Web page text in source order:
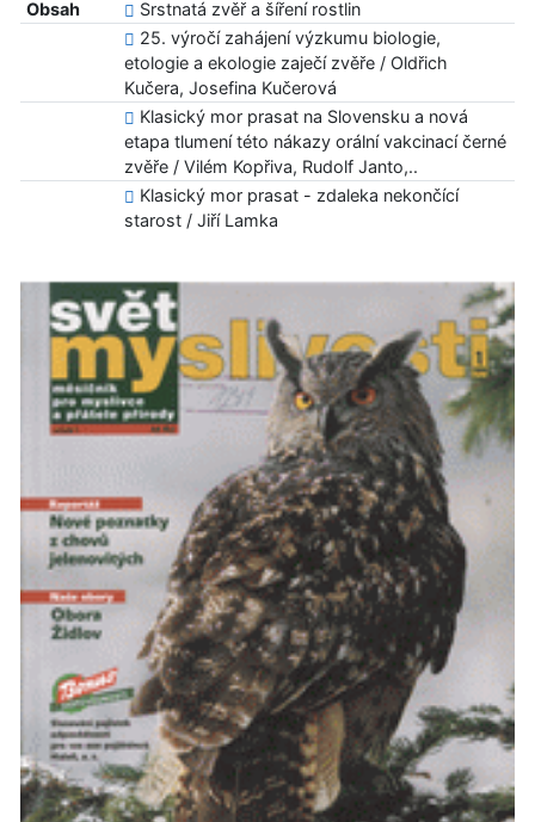
Obsah
Srstnatá zvěř a šíření rostlin
25. výročí zahájení výzkumu biologie,
etologie a ekologie zaječí zvěře / Oldřich
Kučera, Josefina Kučerová
Klasický mor prasat na Slovensku a nová
etapa tlumení této nákazy orální vakcinací černé
zvěře / Vilém Kopřiva, Rudolf Janto,..
Klasický mor prasat - zdaleka nekončící
starost / Jiří Lamka